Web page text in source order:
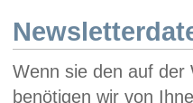
Wenn sie den auf der
benötigen wir von